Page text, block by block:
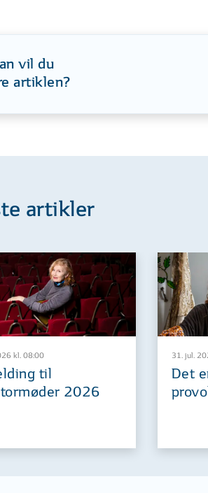
vil du
artiklen?
artikler
kl. 08:00
til
2026
31. jul.
Det